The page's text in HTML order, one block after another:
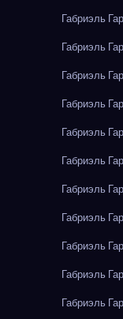
Габриэль
Габриэль
Габриэль
Габриэль
Габриэль
Габриэль
Габриэль
Габриэль
Габриэль
Габриэль
Габриэль